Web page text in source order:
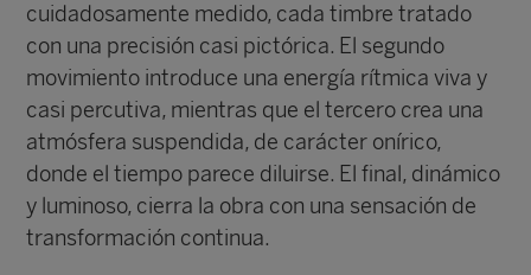
cuidadosamente medido, cada timbre tratado
con una precisión casi pictórica. El segundo
movimiento introduce una energía rítmica viva y
casi percutiva, mientras que el tercero crea una
atmósfera suspendida, de carácter onírico,
donde el tiempo parece diluirse. El final, dinámico
y luminoso, cierra la obra con una sensación de
transformación continua.